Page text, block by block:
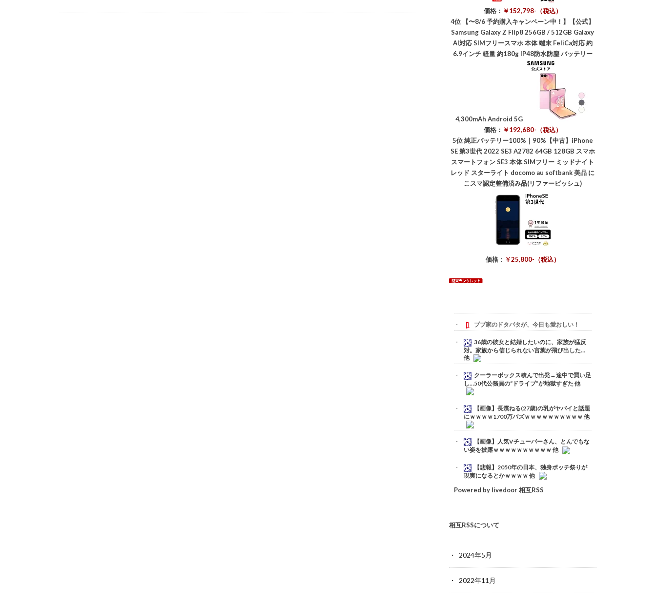
価格： ￥152,798-（税込）
4位
【〜8/6 予約購入キャンペーン中！】【公式】
Samsung Galaxy Z Flip8 256GB / 512GB Galaxy
AI対応 SIMフリースマホ 本体 端末 FeliCa対応 約
6.9インチ 軽量 約180g IP48防水防塵 バッテリー
4,300mAh Android 5G
価格： ￥192,680-（税込）
5位 純正バッテリー100%｜90%【中古】iPhone
SE 第3世代 2022 SE3 A2782 64GB 128GB スマホ
スマートフォン SE3 本体 SIMフリー ミッドナイト
レッド スターライト docomo au softbank 美品 に
こスマ認定整備済み品(リファービッシュ)
価格： ￥25,800-（税込）
ブブ家のドタバタが、今日も愛おしい！
36歳の彼女と結婚したいのに、家族が猛反
対。家族から信じられない言葉が飛び出した…
他
クーラーボックス積んで出発→途中で買い足
し…50代公務員の“ドライブ”が地獄すぎた 他
【画像】長濱ねる(27歳)の乳がヤバイと話題
にｗｗｗｗ1700万バズｗｗｗｗｗｗｗｗｗｗ 他
【画像】人気Vチューバーさん、とんでもな
い姿を披露ｗｗｗｗｗｗｗｗｗｗ 他
【悲報】2050年の日本、独身ボッチ祭りが
現実になるとかｗｗｗｗ 他
Powered by livedoor 相互RSS
相互RSSについて
2024年5月
2022年11月